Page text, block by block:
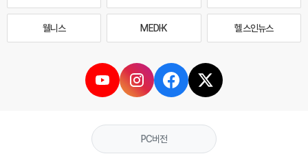
웰니스 MEDI·K 헬스인뉴스
PC버전